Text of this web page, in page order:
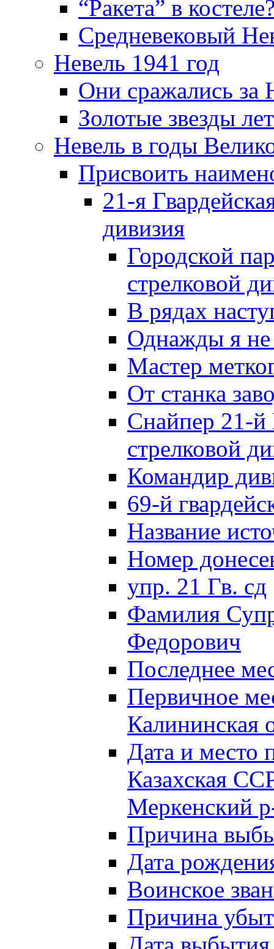
“Ракета” в
Средневековый
Невель 1941 год
Они сражались за
Золотые звезды
Невель в годы
Присвоить
21-я
дивизия
Городской
стрелковой
В рядах
Однажды я
Мастер
От станка
Снайпер 21-й
стрелковой
Командир
69-й
Название
Номер
упр. 21 Гв. сд
Фамилия
Федорович
Последнее
Первичное
Калининская
Дата и
Казахская
Меркенский
Причина
Дата
Воинское
Причина